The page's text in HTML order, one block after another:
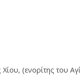
(ενορίτης του